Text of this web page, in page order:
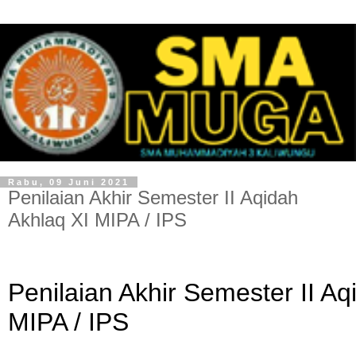
Rabu, 09 Juni 2021
Penilaian Akhir Semester II Aqidah
Akhlaq XI MIPA / IPS